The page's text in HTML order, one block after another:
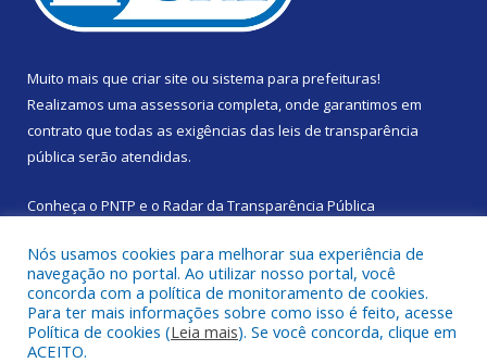
Muito mais que criar site ou sistema para prefeituras!
Realizamos uma assessoria completa, onde garantimos em
contrato que todas as exigências das leis de transparência
pública serão atendidas.
Conheça o PNTP e o Radar da Transparência Pública
Todos os direitos reservados a Prefeitura Municipal de Santa
Izabel do Pará.
Nós usamos cookies para melhorar sua experiência de
navegação no portal. Ao utilizar nosso portal, você
concorda com a política de monitoramento de cookies.
Para ter mais informações sobre como isso é feito, acesse
Política de cookies (Leia mais). Se você concorda, clique em
ACEITO.